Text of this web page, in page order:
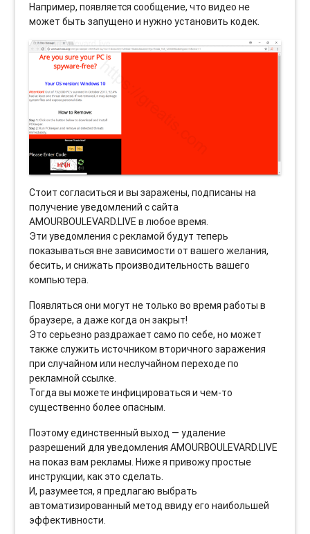
Например, появляется сообщение, что видео не
может быть запущено и нужно установить кодек.
Стоит согласиться и вы заражены, подписаны на
получение уведомлений с сайта
AMOURBOULEVARD.LIVE в любое время.
Эти уведомления с рекламой будут теперь
показываться вне зависимости от вашего желания,
бесить, и снижать производительность вашего
компьютера.
Появляться они могут не только во время работы в
браузере, а даже когда он закрыт!
Это серьезно раздражает само по себе, но может
также служить источником вторичного заражения
при случайном или неслучайном переходе по
рекламной ссылке.
Тогда вы можете инфицироваться и чем-то
существенно более опасным.
Поэтому единственный выход — удаление
разрешений для уведомления AMOURBOULEVARD.LIVE
на показ вам рекламы. Ниже я привожу простые
инструкции, как это сделать.
И, разумеется, я предлагаю выбрать
автоматизированный метод ввиду его наибольшей
эффективности.